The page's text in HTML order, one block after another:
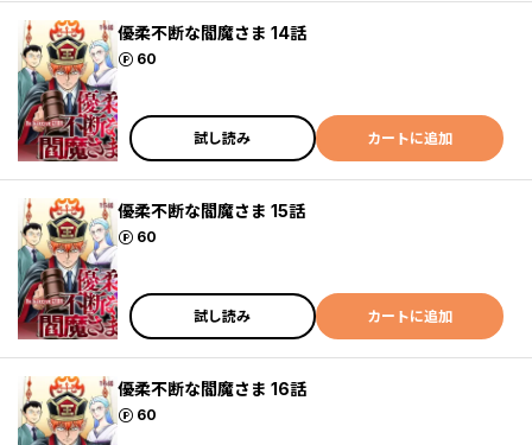
優柔不断な閻魔さま 14話
60
ポイント
試し読み カートに追加
優柔不断な閻魔さま 15話
60
ポイント
試し読み カートに追加
優柔不断な閻魔さま 16話
60
ポイント